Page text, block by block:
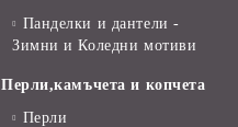
Панделки и дантели -
Зимни и Коледни мотиви
Перли,камъчета и копчета
Перли